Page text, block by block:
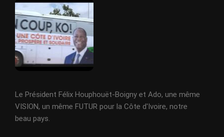
Le Président Félix Houphouët-Boigny et Ado, une même
VISION, un même FUTUR pour la Côte d'Ivoire, notre
beau pays.